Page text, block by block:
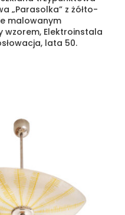
„Parasolka” z żółto-
malowanym
wzorem, Elektroinstala
lata 50.